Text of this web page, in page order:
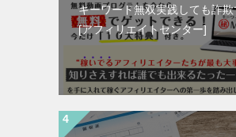
キーワード無双実践しても詐欺
[アフィリエイトセンター]